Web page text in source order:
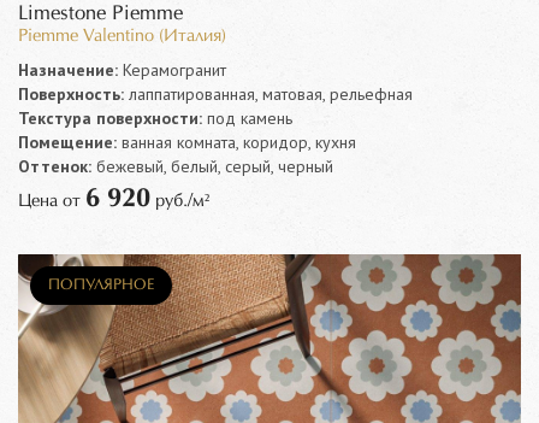
Limestone Piemme
Piemme Valentino (Италия)
Назначение: Керамогранит
Поверхность: лаппатированная, матовая, рельефная
Текстура поверхности: под камень
Помещение: ванная комната, коридор, кухня
Оттенок: бежевый, белый, серый, черный
Цена от 6 920 руб./м²
ПОПУЛЯРНОЕ